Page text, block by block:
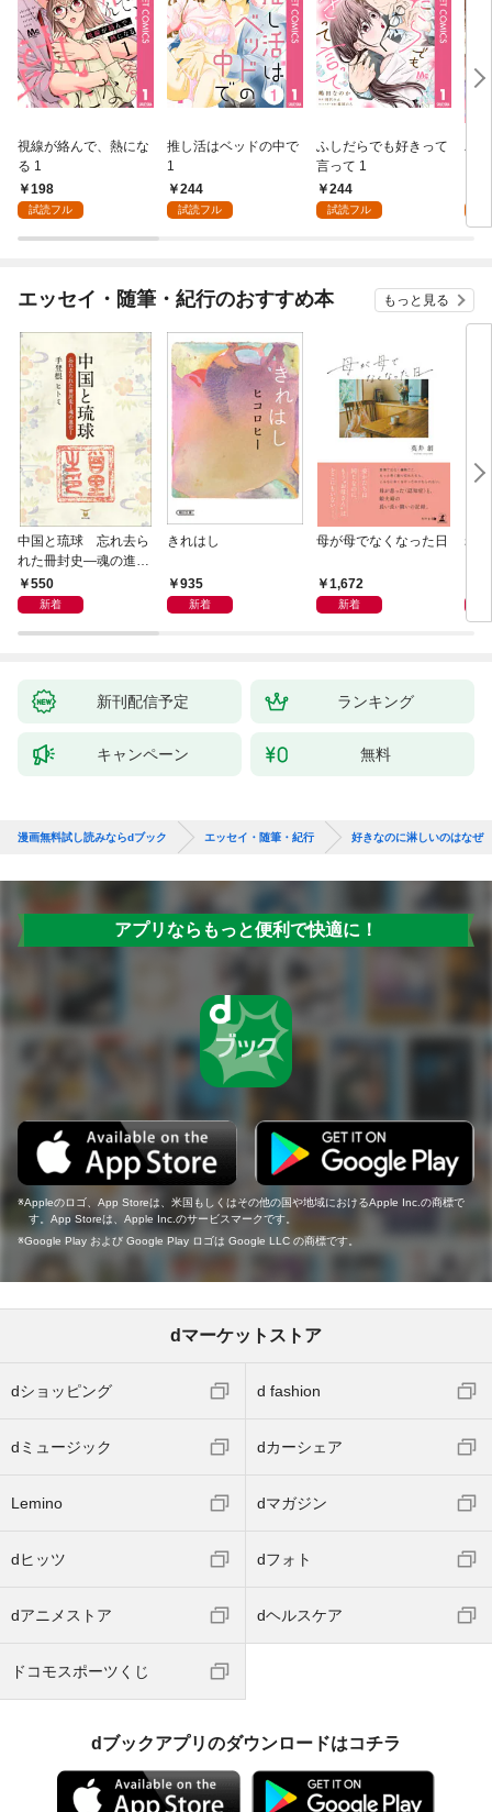
視線が絡んで、熱にな
る 1
198
試読フル
推し活はベッドの中で
1
244
試読フル
ふしだらでも好きって
言って 1
244
試読フル
パ
エッセイ・随筆・紀行のおすすめ本 もっと見る
中国と琉球 忘れ去ら
れた冊封史―魂の進化
―550
新着
きれはし
935
新着
母が母でなくなった日
1,672
新着
老
新刊配信予定 ランキング
キャンペーン 無料
漫画無料試し読みならdブック エッセイ・随筆・紀行 好きなのに淋しいのはなぜ
アプリならもっと便利で快適に！
Appleのロゴ、App Storeは、米国もしくはその他の国や地域におけるApple Inc.の商標で
す。App Storeは、Apple Inc.のサービスマークです。
Google Play および Google Play ロゴは Google LLC の商標です。
dマーケットストア
dショッピング d fashion
dミュージック dカーシェア
Lemino dマガジン
dヒッツ dフォト
dアニメストア dヘルスケア
ドコモスポーツくじ
dブックアプリのダウンロードはコチラ